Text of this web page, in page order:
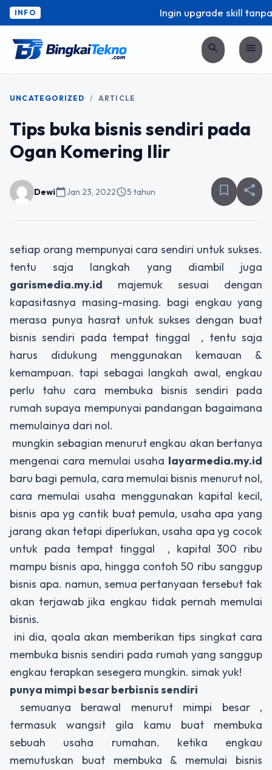
INFO Ingin upgrade skill
search menu
UNCATEGORIZED / ARTICLE
Tips buka bisnis sendiri pada
Ogan Komering Ilir
Dewicalendar_todayJan 23, 2022schedule5 tahun bookmark_border share
setiap orang mempunyai cara sendiri untuk sukses.
tentu saja langkah yang diambil juga
garismedia.my.id majemuk sesuai dengan
kapasitasnya masing-masing. bagi engkau yang
merasa punya hasrat untuk sukses dengan buat
bisnis sendiri pada tempat tinggal , tentu saja
harus didukung menggunakan kemauan &
kemampuan. tapi sebagai langkah awal, engkau
perlu tahu cara membuka bisnis sendiri pada
rumah supaya mempunyai pandangan bagaimana
memulainya dari nol.
mungkin sebagian menurut engkau akan bertanya
mengenai cara memulai usaha layarmedia.my.id
baru bagi pemula, cara memulai bisnis menurut nol,
cara memulai usaha menggunakan kapital kecil,
bisnis apa yg cantik buat pemula, usaha apa yang
jarang akan tetapi diperlukan, usaha apa yg cocok
untuk pada tempat tinggal , kapital 300 ribu
mampu bisnis apa, hingga contoh 50 ribu sanggup
bisnis apa. namun, semua pertanyaan tersebut tak
akan terjawab jika engkau tidak pernah memulai
bisnis.
ini dia, qoala akan memberikan tips singkat cara
membuka bisnis sendiri pada rumah yang sanggup
engkau terapkan sesegera mungkin. simak yuk!
punya mimpi besar berbisnis sendiri
semuanya berawal menurut mimpi besar ,
termasuk wangsit gila kamu buat membuka
sebuah usaha rumahan. ketika engkau
memutuskan buat membuka & memulai bisnis